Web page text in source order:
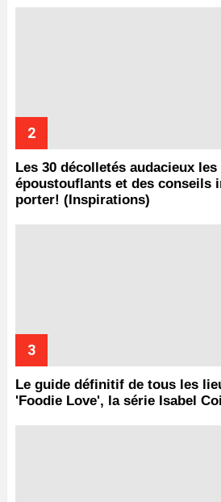
Les 30 décolletés audacieux
époustouflants et des conseils
porter! (Inspirations)
Le guide définitif de tous les
'Foodie Love', la série Isabel